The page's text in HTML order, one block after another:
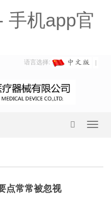
手机app官
语言选择:
点常常被忽视